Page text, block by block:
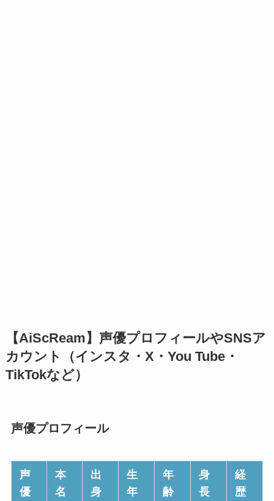
【AiScReam】声優プロフィールやSNSア
カウント（インスタ・X・You Tube・
TikTokなど）
声優プロフィール
声
優
本
名
出
身
生
年
年
齢
身
長
経
歴